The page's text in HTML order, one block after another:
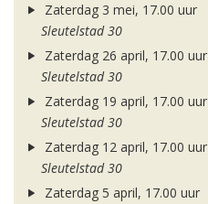
Zaterdag 3 mei, 17.00 uur
Sleutelstad 30
Zaterdag 26 april, 17.00 uur
Sleutelstad 30
Zaterdag 19 april, 17.00 uur
Sleutelstad 30
Zaterdag 12 april, 17.00 uur
Sleutelstad 30
Zaterdag 5 april, 17.00 uur